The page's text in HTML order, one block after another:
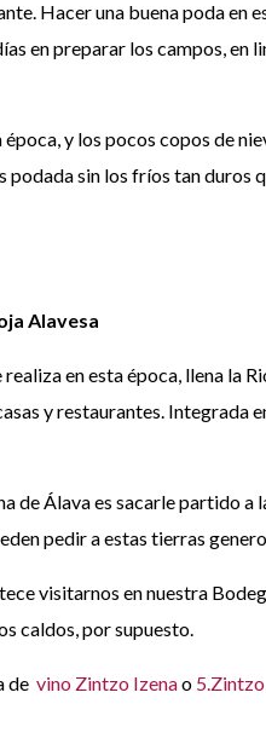
Hacer una buena poda en
en preparar los campos, en
y los pocos copos de
sin los fríos tan duros
Alavesa
realiza en esta época, llena la
y restaurantes. Integrada
de Álava es sacarle partido
pedir a estas tierras
visitarnos en nuestra
caldos, por supuesto.
de vino Zintzo Izenao 5.Zintzo